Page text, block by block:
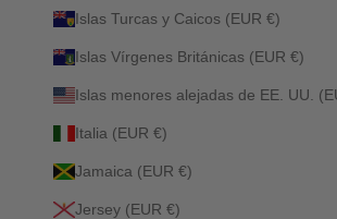
Islas Turcas y Caicos (EUR €)
Islas Vírgenes Británicas (EUR €)
Islas menores alejadas de EE. UU.
Italia (EUR €)
Jamaica (EUR €)
Jersey (EUR €)